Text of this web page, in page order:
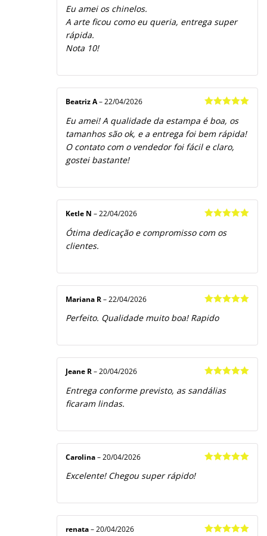
Eu amei os chinelos.
A arte ficou como eu queria, entrega super
rápida.
Nota 10!
de 5
Beatriz A– 22/04/2026
Eu amei! A qualidade da estampa é boa, os
tamanhos são ok, e a entrega foi bem rápida!
O contato com o vendedor foi fácil e claro,
gostei bastante!
de 5
Ketle N – 22/04/2026
Ótima dedicação e compromisso com os
clientes.
de 5
Mariana R – 22/04/2026
Perfeito. Qualidade muito boa! Rapido
de 5
Jeane R – 20/04/2026
Entrega conforme previsto, as sandálias
ficaram lindas.
Carolina – 20/04/2026
Excelente! Chegou super rápido!
renata – 20/04/2026